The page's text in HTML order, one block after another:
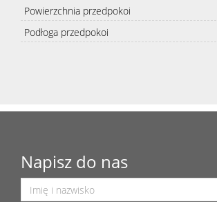
Powierzchnia przedpokoi
Podłoga przedpokoi
Napisz do nas